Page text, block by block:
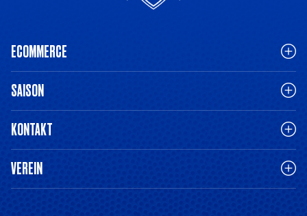
ECOMMERCE
SAISON
KONTAKT
VEREIN